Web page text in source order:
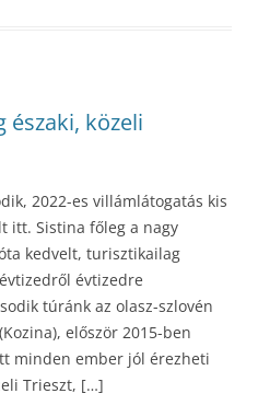
északi, közeli
2022-es villámlátogatás kis
itt. Sistina főleg a nagy
kedvelt, turisztikailag
évtizedre
túránk az olasz-szlovén
először 2015-ben
minden ember jól érezheti
Trieszt, […]